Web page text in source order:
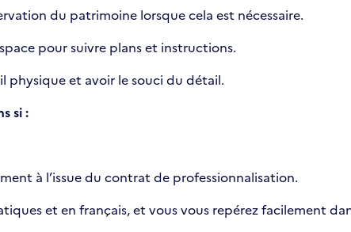
du patrimoine lorsque cela est nécessaire.
pour suivre plans et instructions.
physique et avoir le souci du détail.
si :
à l’issue du contrat de professionnalisation.
et en français, et vous vous repérez facilement